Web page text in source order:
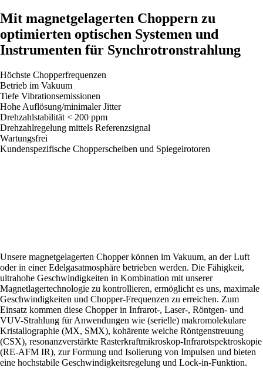
Mit magnetgelagerten Choppern zu
optimierten optischen Systemen und
Instrumenten für Synchrotronstrahlung
Höchste Chopperfrequenzen
Betrieb im Vakuum
Tiefe Vibrationsemissionen
Hohe Auflösung/minimaler Jitter
Drehzahlstabilität < 200 ppm
Drehzahlregelung mittels Referenzsignal
Wartungsfrei
Kundenspezifische Chopperscheiben und Spiegelrotoren
Unsere magnetgelagerten Chopper können im Vakuum, an der Luft
oder in einer Edelgasatmosphäre betrieben werden. Die Fähigkeit,
ultrahohe Geschwindigkeiten in Kombination mit unserer
Magnetlagertechnologie zu kontrollieren, ermöglicht es uns, maximale
Geschwindigkeiten und Chopper-Frequenzen zu erreichen. Zum
Einsatz kommen diese Chopper in Infrarot-, Laser-, Röntgen- und
VUV-Strahlung für Anwendungen wie (serielle) makromolekulare
Kristallographie (MX, SMX), kohärente weiche Röntgenstreuung
(CSX), resonanzverstärkte Rasterkraftmikroskop-Infrarotspektroskopie
(RE-AFM IR), zur Formung und Isolierung von Impulsen und bieten
eine hochstabile Geschwindigkeitsregelung und Lock-in-Funktion.